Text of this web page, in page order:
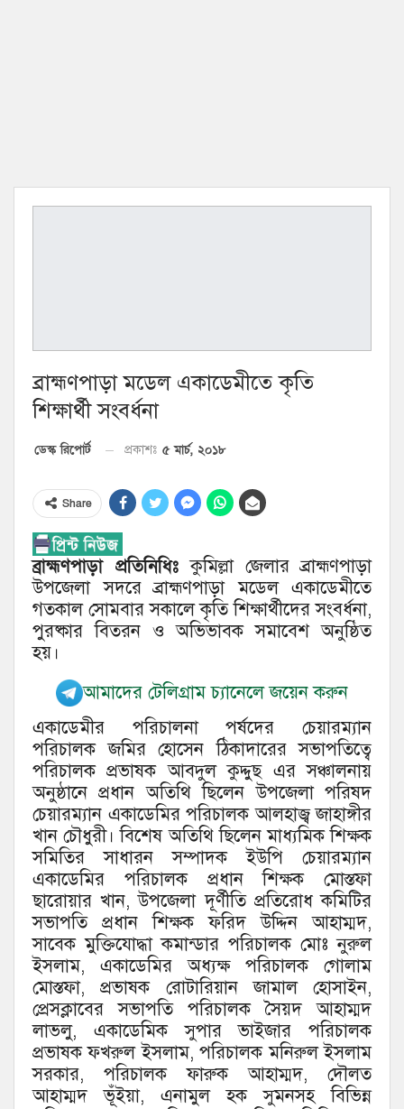
ব্রাহ্মণপাড়া মডেল একাডেমীতে কৃতি
শিক্ষার্থী সংবর্ধনা
ডেস্ক রিপোর্ট প্রকাশঃ ৫ মার্চ, ২০১৮
Share
ব্রাহ্মণপাড়া প্রতিনিধিঃ কুমিল্লা জেলার ব্রাহ্মণপাড়া
উপজেলা সদরে ব্রাহ্মণপাড়া মডেল একাডেমীতে
গতকাল সোমবার সকালে কৃতি শিক্ষার্থীদের সংবর্ধনা,
পুরষ্কার বিতরন ও অভিভাবক সমাবেশ অনুষ্ঠিত
হয়।
আমাদের টেলিগ্রাম চ্যানেলে জয়েন করুন
একাডেমীর পরিচালনা পর্ষদের চেয়ারম্যান
পরিচালক জমির হোসেন ঠিকাদারের সভাপতিত্বে
পরিচালক প্রভাষক আবদুল কুদ্দুছ এর সঞ্চালনায়
অনুষ্ঠানে প্রধান অতিথি ছিলেন উপজেলা পরিষদ
চেয়ারম্যান একাডেমির পরিচালক আলহাজ্ব জাহাঙ্গীর
খান চৌধুরী। বিশেষ অতিথি ছিলেন মাধ্যমিক শিক্ষক
সমিতির সাধারন সম্পাদক ইউপি চেয়ারম্যান
একাডেমির পরিচালক প্রধান শিক্ষক মোস্তফা
ছারোয়ার খান, উপজেলা দূর্ণীতি প্রতিরোধ কমিটির
সভাপতি প্রধান শিক্ষক ফরিদ উদ্দিন আহাম্মদ,
সাবেক মুক্তিযোদ্ধা কমান্ডার পরিচালক মোঃ নুরুল
ইসলাম, একাডেমির অধ্যক্ষ পরিচালক গোলাম
মোস্তফা, প্রভাষক রোটারিয়ান জামাল হোসাইন,
প্রেসক্লাবের সভাপতি পরিচালক সৈয়দ আহাম্মদ
লাভলু, একাডেমিক সুপার ভাইজার পরিচালক
প্রভাষক ফখরুল ইসলাম, পরিচালক মনিরুল ইসলাম
সরকার, পরিচালক ফারুক আহাম্মদ, দৌলত
আহাম্মদ ভূঁইয়া, এনামুল হক সুমনসহ বিভিন্ন